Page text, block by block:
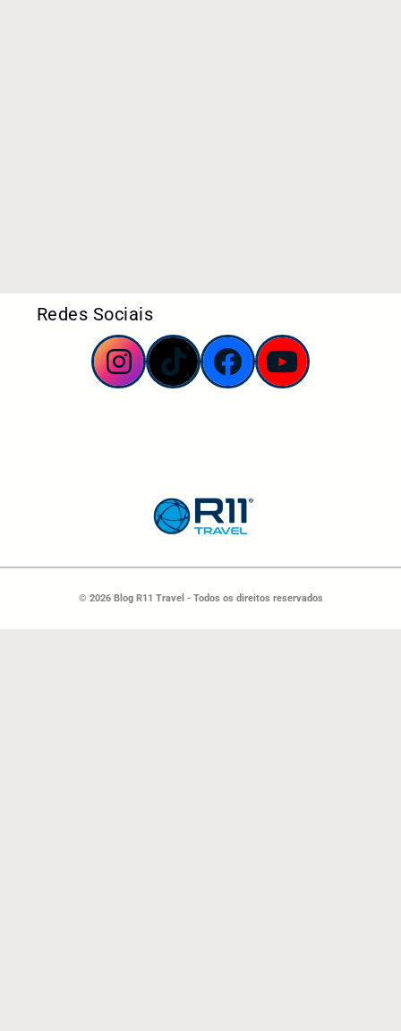
Redes Sociais
© 2026 Blog R11 Travel - Todos os direitos reservados